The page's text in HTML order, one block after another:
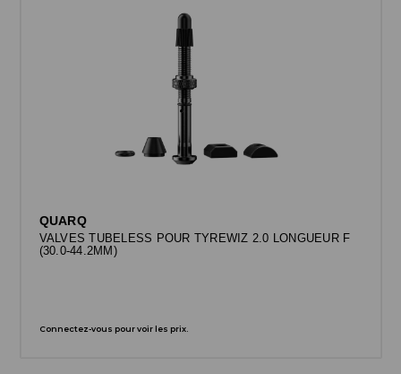
QUARQ
VALVES TUBELESS POUR TYREWIZ 2.0 LONGUEUR F
(30.0-44.2MM)
Connectez-vous pour voir les prix.